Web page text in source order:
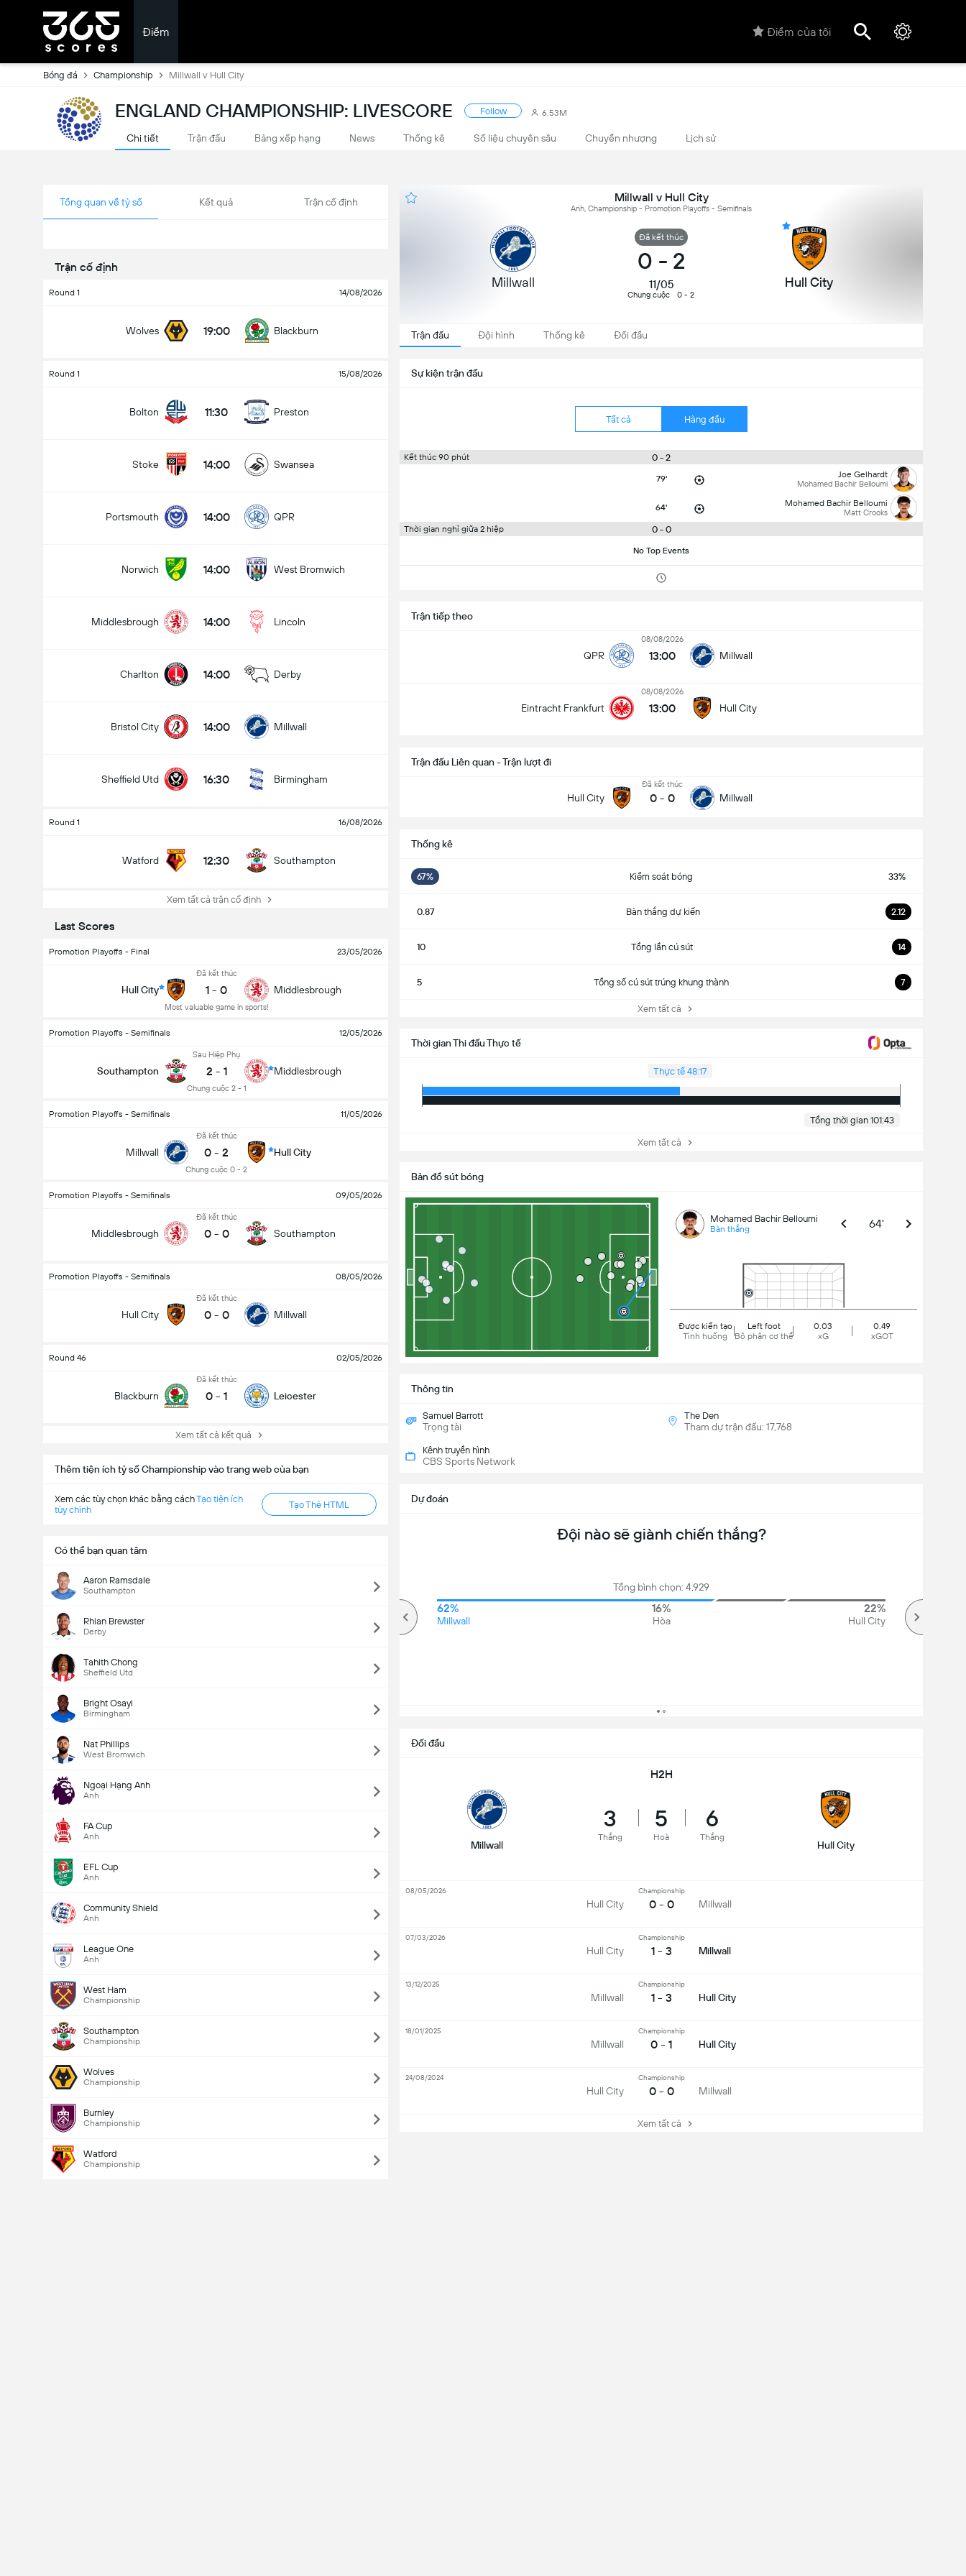
Điểm Điểm của tôi
Bóng đá Championship Millwall v Hull City
ENGLAND CHAMPIONSHIP: LIVESCORE Follow 6.53M
Chi tiết Trận đấu Bảng xếp hạng News Thống kê Số liệu chuyên sâu Chuyển nhượng Lịch sử
Tổng quan về tỷ số Kết quả Trận cố định
Trận cố định
Round 1 14/08/2026
Wolves 19:00 Blackburn
Round 1 15/08/2026
Bolton 11:30 Preston
Stoke 14:00 Swansea
Portsmouth 14:00 QPR
Norwich 14:00 West Bromwich
Middlesbrough 14:00 Lincoln
Charlton 14:00 Derby
Bristol City 14:00 Millwall
Sheffield Utd 16:30 Birmingham
Round 1 16/08/2026
Watford 12:30 Southampton
Xem tất cả trận cố định
Last Scores
Promotion Playoffs - Final 23/05/2026
Hull City
Đã kết thúc
1 - 0
Most valuable game in sports!
Middlesbrough
Promotion Playoffs - Semifinals 12/05/2026
Southampton
Sau Hiệp Phụ
2 - 1
Chung cuộc 2 - 1
Middlesbrough
Promotion Playoffs - Semifinals 11/05/2026
Millwall
Đã kết thúc
0 - 2
Chung cuộc 0 - 2
Hull City
Promotion Playoffs - Semifinals 09/05/2026
Middlesbrough
Đã kết thúc
0 - 0 Southampton
Promotion Playoffs - Semifinals 08/05/2026
Hull City
Đã kết thúc
0 - 0 Millwall
Round 46 02/05/2026
Blackburn
Đã kết thúc
0 - 1 Leicester
Xem tất cả kết quả
Thêm tiện ích tỷ số Championship vào trang web của bạn
Xem các tùy chọn khác bằng cáchTạo tiện ích
tùy chỉnh
Tạo Thẻ HTML
Có thể bạn quan tâm
Aaron Ramsdale
Southampton
Rhian Brewster
Derby
Tahith Chong
Sheffield Utd
Bright Osayi
Birmingham
Nat Phillips
West Bromwich
Ngoại Hạng Anh
Anh
FA Cup
Anh
EFL Cup
Anh
Community Shield
Anh
League One
Anh
West Ham
Championship
Southampton
Championship
Wolves
Championship
Burnley
Championship
Watford
Championship
Millwall v Hull City
Anh, Championship - Promotion Playoffs - Semifinals
Millwall
Đã kết thúc
0 - 2
11/05
Chung cuộc 0 - 2
Hull City
Trận đấu Đội hình Thống kê Đối đầu
Sự kiện trận đấu
Tất cả Hàng đầu
Kết thúc 90 phút 0 - 2
79' Joe Gelhardt
Mohamed Bachir Belloumi
64' Mohamed Bachir Belloumi
Matt Crooks
Thời gian nghỉ giữa 2 hiệp 0 - 0
No Top Events
Trận tiếp theo
QPR
08/08/2026
13:00 Millwall
Eintracht Frankfurt
08/08/2026
13:00 Hull City
Trận đấu Liên quan - Trận lượt đi
Hull City
Đã kết thúc
0 - 0 Millwall
Thống kê
67% Kiểm soát bóng 33%
0.87 Bàn thắng dự kiến 2.12
10 Tổng lần cú sút 14
5 Tổng số cú sút trúng khung thành 7
Xem tất cả
Thời gian Thi đấu Thực tế
Thực tế 48:17
Tổng thời gian 101:43
Xem tất cả
Bản đồ sút bóng
Mohamed Bachir Belloumi
Bàn thắng 64'
Được kiến tạo
Tình huống
Left foot
Bộ phận cơ thể
0.03
xG
0.49
xGOT
Thông tin
Samuel Barrott
Trọng tài
The Den
Tham dự trận đấu: 17,768
Kênh truyền hình
CBS Sports Network
Dự đoán
Đội nào sẽ giành chiến thắng?
Tổng bình chọn: 4,929
62%
Millwall
16%
Hòa
22%
Hull City
Đối đầu
H2H
Millwall
3
Thắng
5
Hoà
6
Thắng
Hull City
Hull City
Championship
0 - 0 Millwall
08/05/2026
Hull City
Championship
1 - 3 Millwall
07/03/2026
Millwall
Championship
1 - 3 Hull City
13/12/2025
Millwall
Championship
0 - 1 Hull City
18/01/2025
Hull City
Championship
0 - 0 Millwall
24/08/2024
Xem tất cả